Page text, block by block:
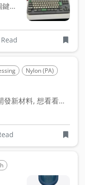
#聚碳酸酯 (PC) 各位好：手邊有一個鍵盤外殼，...
Nylon (PA)
請問有人對這一塊有研究嗎? 我司有開發新材料, 想看看能不能...